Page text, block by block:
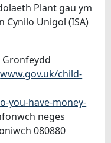
Plant gau ym
Cynilo Unigol (ISA)
www.gov.uk/child-
you-have-money-
neges
080880